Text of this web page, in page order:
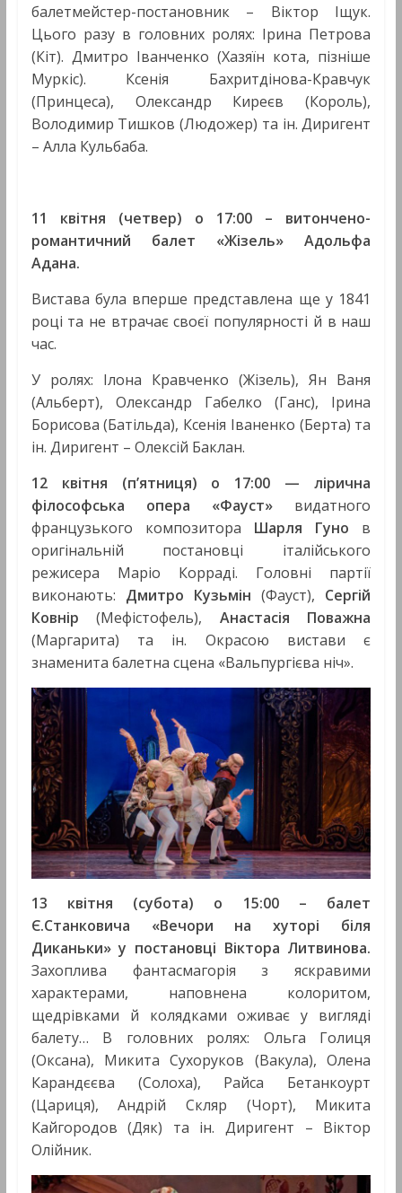
балетмейстер-постановник – Віктор Іщук.
Цього разу в головних ролях: Ірина Петрова
(Кіт). Дмитро Іванченко (Хазяїн кота, пізніше
Муркіс). Ксенія Бахритдінова-Кравчук
(Принцеса), Олександр Киреєв (Король),
Володимир Тишков (Людожер) та ін. Диригент
– Алла Кульбаба.
11 квітня (четвер) о 17:00 – витончено-
романтичний балет «Жізель» Адольфа
Адана.
Вистава була вперше представлена ще у 1841
році та не втрачає своєї популярності й в наш
час.
У ролях: Ілона Кравченко (Жізель), Ян Ваня
(Альберт), Олександр Габелко (Ганс), Ірина
Борисова (Батільда), Ксенія Іваненко (Берта) та
ін. Диригент – Олексій Баклан.
12 квітня (п’ятниця) о 17:00 — лірична
філософська опера «Фауст» видатного
французького композитора Шарля Гуно в
оригінальній постановці італійського
режисера Маріо Корраді. Головні партії
виконають: Дмитро Кузьмін (Фауст), Сергій
Ковнір (Мефістофель), Анастасія Поважна
(Маргарита) та ін. Окрасою вистави є
знаменита балетна сцена «Вальпургієва ніч».
13 квітня (субота) о 15:00 – балет
Є.Станковича «Вечори на хуторі біля
Диканьки» у постановці Віктора Литвинова.
Захоплива фантасмагорія з яскравими
характерами, наповнена колоритом,
щедрівками й колядками оживає у вигляді
балету… В головних ролях: Ольга Голиця
(Оксана), Микита Сухоруков (Вакула), Олена
Карандєєва (Солоха), Райса Бетанкоурт
(Цариця), Андрій Скляр (Чорт), Микита
Кайгородов (Дяк) та ін. Диригент – Віктор
Олійник.